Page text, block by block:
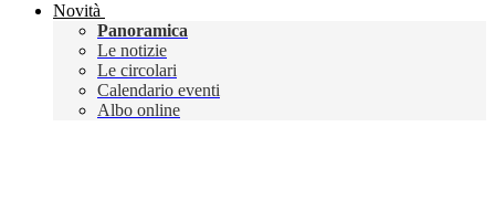
Novità
Panoramica
Le notizie
Le circolari
Calendario eventi
Albo online